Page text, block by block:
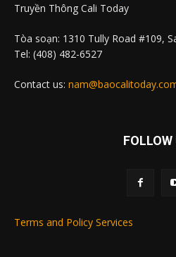
Truyền Thông Cali Today
Tòa soạn: 1310 Tully Road #109,
Tel: (408) 482-6527
Contact us:
FOLLOW
Terms and Policy Services